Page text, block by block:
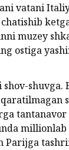
vatani
muzey
ostiga
shuvga.
Parijga